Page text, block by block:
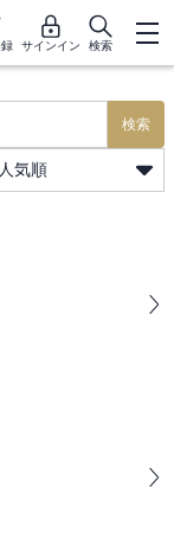
サインイン 検索
検索
人気順